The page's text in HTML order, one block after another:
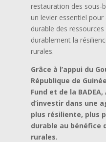
restauration des sous-
un levier essentiel
durable des
durablement la
rurales.
Grâce à l’appui du
République de
Fund et de la
d’investir dans une
plus résiliente, plus
durable au bénéfice
rurales.